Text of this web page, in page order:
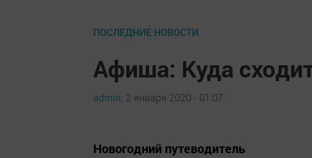
ПОСЛЕДНИЕ НОВОСТИ
Афиша: Куда
admin, 2 января 2020 - 01:07
Новогодний путеводитель